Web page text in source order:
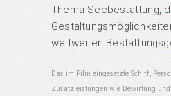
Thema Seebestattung,
weltweiten
Das im Film eingesetzte Schiff,
Zusatzleistungen wie Bewirtung